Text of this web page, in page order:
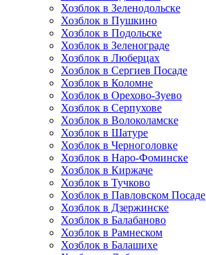
Хозблок в Зеленодольске
Хозблок в Пушкино
Хозблок в Подольске
Хозблок в Зеленограде
Хозблок в Люберцах
Хозблок в Сергиев Посаде
Хозблок в Коломне
Хозблок в Орехово-Зуево
Хозблок в Серпухове
Хозблок в Волоколамске
Хозблок в Шатуре
Хозблок в Черноголовке
Хозблок в Наро-Фоминске
Хозблок в Киржаче
Хозблок в Тучково
Хозблок в Павловском Посаде
Хозблок в Дзержинске
Хозблок в Балабаново
Хозблок в Рамнеском
Хозблок в Балашихе